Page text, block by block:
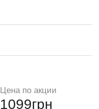
Цена по акции
1099грн